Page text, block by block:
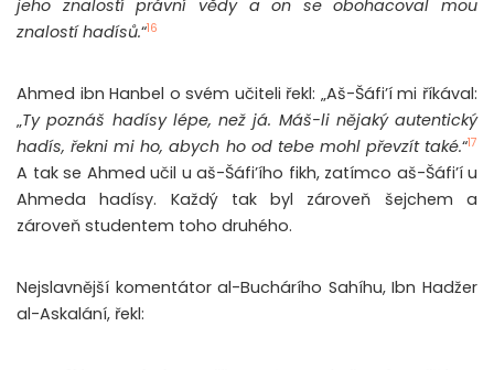
jeho znalostí právní vědy a on se obohacoval mou
znalostí hadísů.“16
Ahmed ibn Hanbel o svém učiteli řekl: „Aš-Šáfi’í mi říkával:
„Ty poznáš hadísy lépe, než já. Máš-li nějaký autentický
hadís, řekni mi ho, abych ho od tebe mohl převzít také.“17
A tak se Ahmed učil u aš-Šáfi’ího fikh, zatímco aš-Šáfi’í u
Ahmeda hadísy. Každý tak byl zároveň šejchem a
zároveň studentem toho druhého.
Nejslavnější komentátor al-Buchárího Sahíhu, Ibn Hadžer
al-Askalání, řekl: